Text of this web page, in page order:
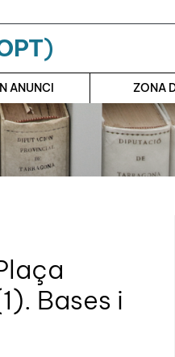
)
ANUNCI ZONA
Bases i